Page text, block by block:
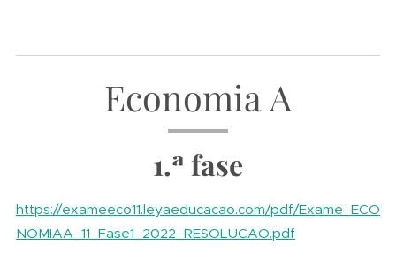
Economia A
1.ª fase
https://exameeco11.leyaeducacao.com/pdf/Exame_ECO
NOMIAA_11_Fase1_2022_RESOLUCAO.pdf